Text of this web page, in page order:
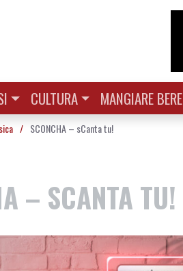
CULTURA MANGIARE BERE
/ SCONCHA – sCanta tu!
– SCANTA TU!